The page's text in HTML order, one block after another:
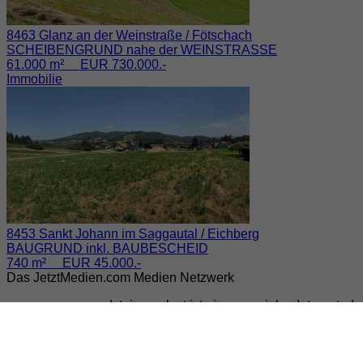
8463 Glanz an der Weinstraße / Fötschach
SCHEIBENGRUND nahe der WEINSTRASSE
61.000 m² EUR 730.000.-
Immobilie
8453 Sankt Johann im Saggautal / Eichberg
BAUGRUND inkl. BAUBESCHEID
740 m² EUR 45.000.-
Das JetztMedien.com Medien Netzwerk
suedsteiermark.at ist eine von vielen